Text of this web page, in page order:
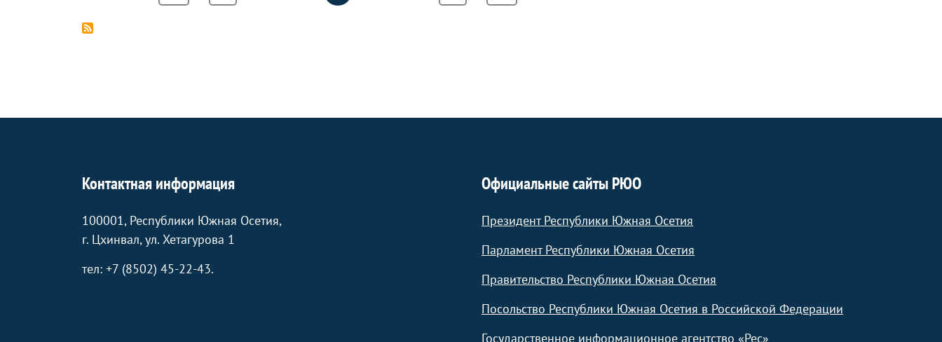
Контактная информация
100001, Республики Южная Осетия,
г. Цхинвал, ул. Хетагурова 1
тел: +7 (8502) 45-22-43.
Официальные сайты РЮО
Президент Республики Южная Осетия
Парламент Республики Южная Осетия
Правительство Республики Южная Осетия
Посольство Республики Южная Осетия в Российской Федерации
Государственное информационное агентство «Рес»